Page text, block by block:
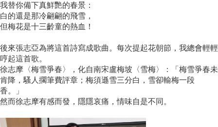
我替你備下真鮮艷的春景：
白的還是那冷翩翩的飛雪，
但梅花是十三齡童的熱血！
後來張志亞為將這首詩寫成歌曲。每次提起花朝節，我總會輕輕
哼起這首歌。
徐志摩〈梅雪爭春〉，化自南宋盧梅坡〈雪梅〉：「梅雪爭春未
肯降，騷人擱筆費評章；梅須遜雪三分白，雪卻輸梅一段
香。」
然而徐志摩有感而發，隱隱哀痛，情味自是不同。